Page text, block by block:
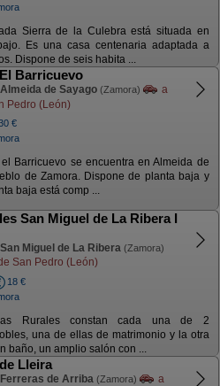
Sierra de la Culebra está situada en
Es una casa centenaria adaptada a
Dispone de seis habita ...
Barricuevo
Almeida de Sayago (Zamora)
a
Pedro (León)
€
Barricuevo se encuentra en Almeida de
de Zamora. Dispone de planta baja y
baja está comp ...
San Miguel de La Ribera I
San Miguel de La Ribera (Zamora)
San Pedro (León)
18 €
Rurales constan cada una de 2
una de ellas de matrimonio y la otra
baño, un amplio salón con ...
Lleira
Ferreras de Arriba (Zamora)
a